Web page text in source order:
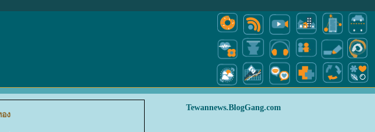
ง
Tewannews.BlogGang.com